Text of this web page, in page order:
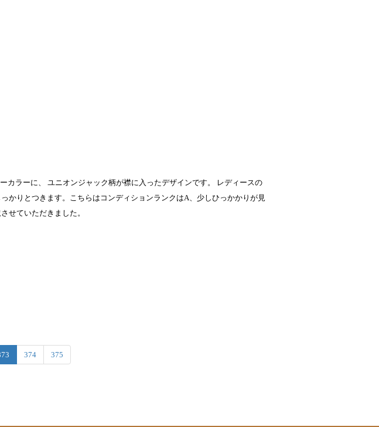
カラーに、 ユニオンジャック柄が襟に入ったデザインです。 レディースの
かりとつきます。こちらはコンディションランクはA、少しひっかかりが見
せていただきました。
374 375